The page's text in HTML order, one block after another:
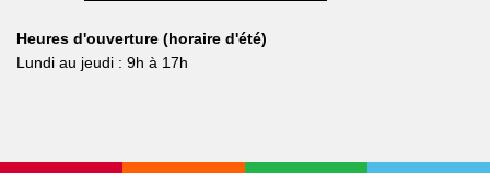
Heures d'ouverture (horaire d'été)
Lundi au jeudi : 9h à 17h